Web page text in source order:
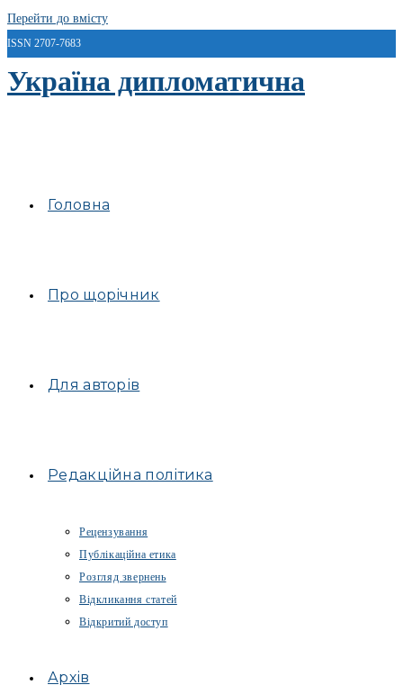
Перейти до вмісту
ISSN 2707-7683
Україна дипломатична
Головна
Про щорічник
Для авторів
Редакційна політика
Рецензування
Публікаційна етика
Розгляд звернень
Відкликання статей
Відкритий доступ
Архів